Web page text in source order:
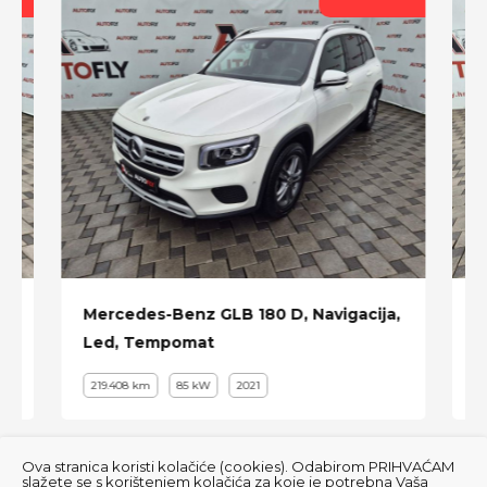
Mercedes-Benz GLB 180 D, Navigacija,
Led, Tempomat
219.408 km 85 kW 2021
Ova stranica koristi kolačiće (cookies). Odabirom PRIHVAĆAM
slažete se s korištenjem kolačića za koje je potrebna Vaša